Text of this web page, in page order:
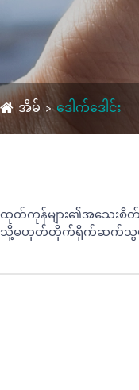
အိမ် ဒေါက်ဒေါင်း
ထုတ်ကုန်များ၏အသေးစိတ်
သို့မဟုတ်တိုက်ရိုက်ဆက်သွယ်